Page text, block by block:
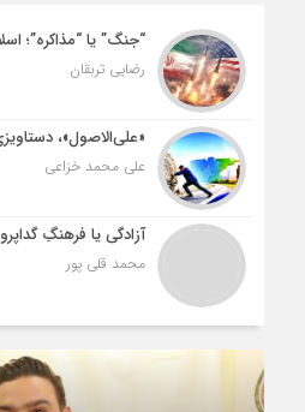
“جنگ” یا “مذاکره”؛
رضایی تربقان
«علی‌الاصول»،
علی محمد خزاعی
آزادگی یا فرهنگِ
محمد قلی پور